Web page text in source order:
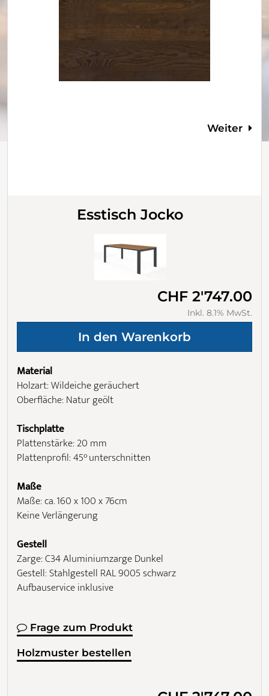
Weiter
Esstisch Jocko
CHF 2'747.00
Inkl. 8.1% MwSt.
Material
Holzart: Wildeiche geräuchert
Oberfläche: Natur geölt
Tischplatte
Plattenstärke: 20 mm
Plattenprofil: 45° unterschnitten
Maße
Maße: ca. 160 x 100 x 76cm
Keine Verlängerung
Gestell
Zarge: C34 Aluminiumzarge Dunkel
Gestell: Stahlgestell RAL 9005 schwarz
Aufbauservice inklusive
Frage zum Produkt
Holzmuster bestellen